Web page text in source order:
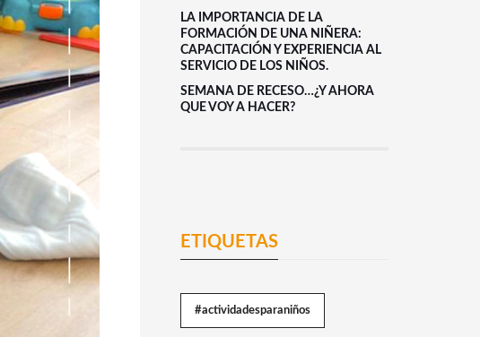
LA IMPORTANCIA DE LA
FORMACIÓN DE UNA NIÑERA:
CAPACITACIÓN Y EXPERIENCIA AL
SERVICIO DE LOS NIÑOS.
SEMANA DE RECESO…¿Y AHORA
QUE VOY A HACER?
ETIQUETAS
#actividadesparaniños